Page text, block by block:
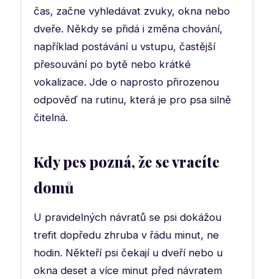
čas, začne vyhledávat zvuky, okna nebo
dveře. Někdy se přidá i změna chování,
například postávání u vstupu, častější
přesouvání po bytě nebo krátké
vokalizace. Jde o naprosto přirozenou
odpověď na rutinu, která je pro psa silně
čitelná.
Kdy pes pozná, že se vracíte
domů
U pravidelných návratů se psi dokážou
trefit dopředu zhruba v řádu minut, ne
hodin. Někteří psi čekají u dveří nebo u
okna deset a více minut před návratem